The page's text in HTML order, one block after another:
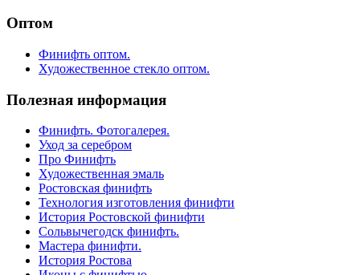
Оптом
Финифть оптом.
Художественное стекло оптом.
Полезная информация
Финифть. Фотогалерея.
Уход за серебром
Про Финифть
Художественная эмаль
Ростовская финифть
Технология изготовления финифти
История Ростовской финифти
Сольвычегодск финифть.
Мастера финифти.
История Ростова